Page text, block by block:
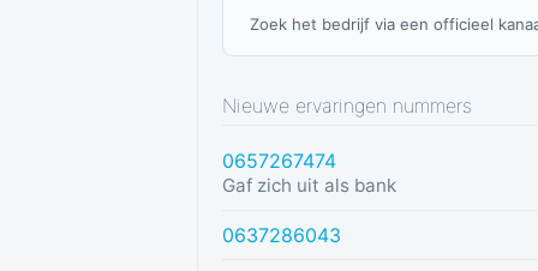
Zoek het bedrijf via een officieel
Nieuwe ervaringen nummers
0657267474
Gaf zich uit als bank
0637286043